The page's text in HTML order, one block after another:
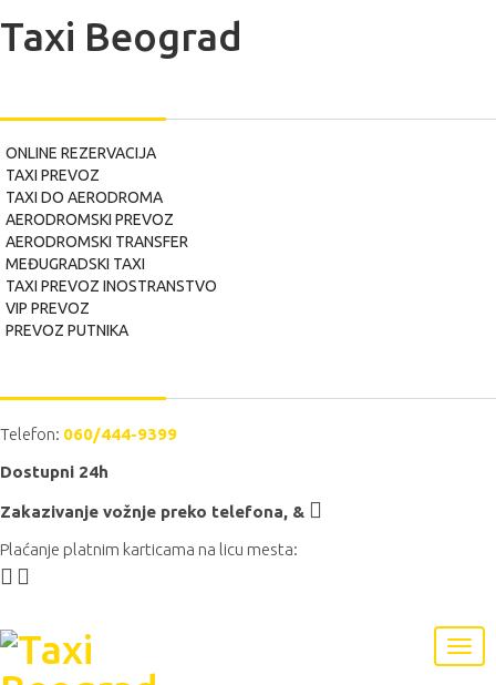
Taxi Beograd
ONLINE REZERVACIJA
TAXI PREVOZ
TAXI DO AERODROMA
AERODROMSKI PREVOZ
AERODROMSKI TRANSFER
MEĐUGRADSKI TAXI
TAXI PREVOZ INOSTRANSTVO
VIP PREVOZ
PREVOZ PUTNIKA
Telefon: 060/444-9399
Dostupni 24h
Zakazivanje vožnje preko telefona, &
Plaćanje platnim karticama na licu mesta: